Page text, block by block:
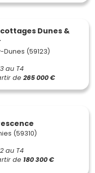
cottages Dunes &
Dunes (59123)
au T4
de 265 000 €
(59310)
au T4
de 180 300 €